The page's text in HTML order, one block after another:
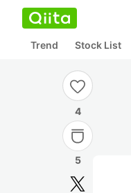
Trend Stock List
4
5